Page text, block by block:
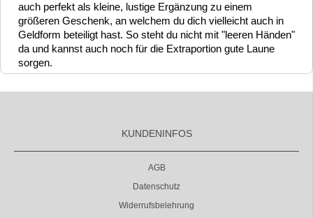
auch perfekt als kleine, lustige Ergänzung zu einem
größeren Geschenk, an welchem du dich vielleicht auch in
Geldform beteiligt hast. So steht du nicht mit "leeren Händen"
da und kannst auch noch für die Extraportion gute Laune
sorgen.
KUNDENINFOS
AGB
Datenschutz
Widerrufsbelehrung